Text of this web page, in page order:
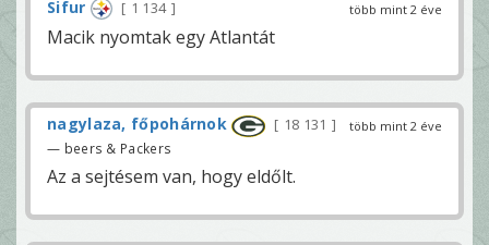
több mint 2 éve
Sifur 1 134
Macik nyomtak egy Atlantát
több mint 2 éve
nagylaza, főpohárnok 18 131
— beers & Packers
Az a sejtésem van, hogy eldőlt.